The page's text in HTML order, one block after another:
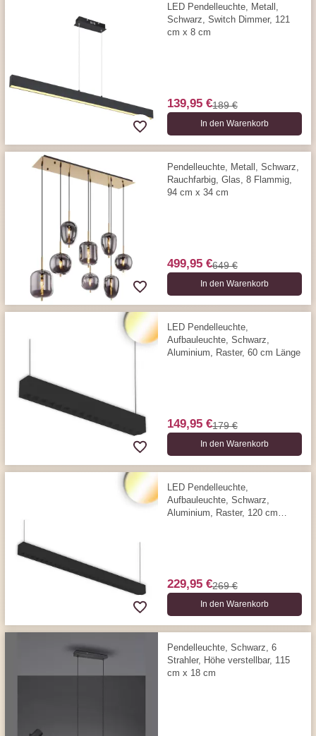
LED Pendelleuchte, Metall,
Schwarz, Switch Dimmer, 121
cm x 8 cm
139,95 €189 €
In den Warenkorb
Pendelleuchte, Metall, Schwarz,
Rauchfarbig, Glas, 8 Flammig,
94 cm x 34 cm
499,95 €649 €
In den Warenkorb
LED Pendelleuchte,
Aufbauleuchte, Schwarz,
Aluminium, Raster, 60 cm Länge
149,95 €179 €
In den Warenkorb
LED Pendelleuchte,
Aufbauleuchte, Schwarz,
Aluminium, Raster, 120 cm
229,95 €269 €
In den Warenkorb
Pendelleuchte, Schwarz, 6
Strahler, Höhe verstellbar, 115
cm x 18 cm